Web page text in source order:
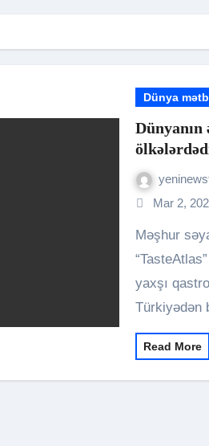
Dünya
Dünyanın
Mar 2,
Məşhur səyahət və qastronomiya bələdçisi
yaxşı
Türkiyədən
Read More